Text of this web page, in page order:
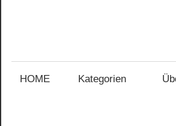
für
HOME Kategorien